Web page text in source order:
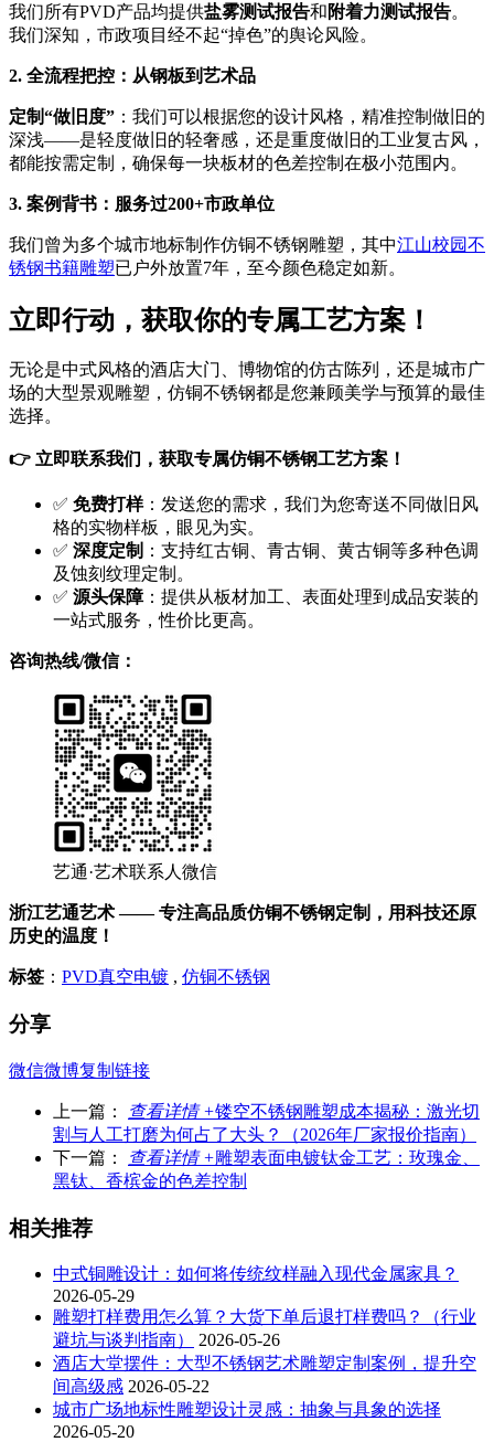
我们所有PVD产品均提供盐雾测试报告和附着力测试报告。
我们深知，市政项目经不起“掉色”的舆论风险。
2. 全流程把控：从钢板到艺术品
定制“做旧度” ：我们可以根据您的设计风格，精准控制做旧的
深浅——是轻度做旧的轻奢感，还是重度做旧的工业复古风，
都能按需定制，确保每一块板材的色差控制在极小范围内。
3. 案例背书：服务过200+市政单位
我们曾为多个城市地标制作仿铜不锈钢雕塑，其中江山校园不
锈钢书籍雕塑已户外放置7年，至今颜色稳定如新。
立即行动，获取你的专属工艺方案！
无论是中式风格的酒店大门、博物馆的仿古陈列，还是城市广
场的大型景观雕塑，仿铜不锈钢都是您兼顾美学与预算的最佳
选择。
👉 立即联系我们，获取专属仿铜不锈钢工艺方案！
✅ 免费打样：发送您的需求，我们为您寄送不同做旧风
格的实物样板，眼见为实。
✅ 深度定制 ：支持红古铜、青古铜、黄古铜等多种色调
及蚀刻纹理定制。
✅ 源头保障：提供从板材加工、表面处理到成品安装的
一站式服务，性价比更高。
咨询热线/微信：
艺通·艺术联系人微信
浙江艺通艺术 —— 专注高品质仿铜不锈钢定制，用科技还原
历史的温度！
标签 ： PVD真空电镀 , 仿铜不锈钢
分享
微信微博复制链接
上一篇： 查看详情 +镂空不锈钢雕塑成本揭秘：激光切
割与人工打磨为何占了大头？（2026年厂家报价指南）
下一篇：
查看详情 +雕塑表面电镀钛金工艺：玫瑰金、
黑钛、香槟金的色差控制
相关推荐
中式铜雕设计：如何将传统纹样融入现代金属家具？
2026-05-29
雕塑打样费用怎么算？大货下单后退打样费吗？（行业
避坑与谈判指南）
2026-05-26
酒店大堂摆件：大型不锈钢艺术雕塑定制案例，提升空
间高级感 2026-05-22
城市广场地标性雕塑设计灵感：抽象与具象的选择
2026-05-20